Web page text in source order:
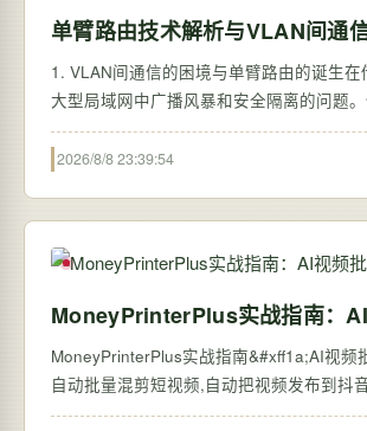
单臂路由技术解析与VLAN间通
1. VLAN间通信的困境与单臂路由的诞生
大型局域网中广播风暴和安全隔离的问题
2026/8/8 23:39:54
MoneyPrinterPlus实战指南：
MoneyPrinterPlus实战指南&#xff1a;AI视
自动批量混剪短视频,自动把视频发布到